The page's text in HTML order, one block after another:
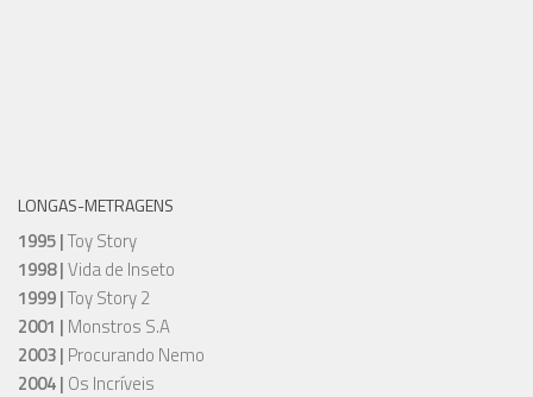
LONGAS-METRAGENS
1995 |Toy Story
1998 |Vida de Inseto
1999 |Toy Story 2
2001 | Monstros S.A
2003 | Procurando Nemo
2004 | Os Incríveis